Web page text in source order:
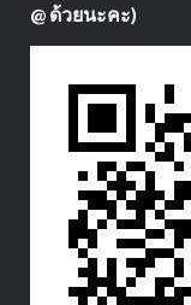
@ ด้วยนะคะ)